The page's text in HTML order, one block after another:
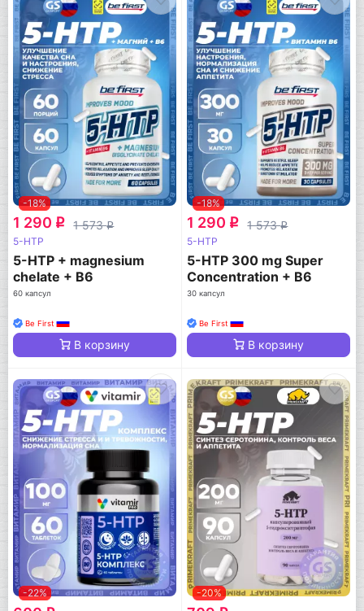
-18%
1 290 q 1 573q
5-HTP
5-HTP + magnesium
chelate + B6
60 капсул
Be First
В корзину
-18%
1 290 q 1 573q
5-HTP
5-HTP 300 mg Super
Concentration + B6
30 капсул
Be First
В корзину
-22% -20%